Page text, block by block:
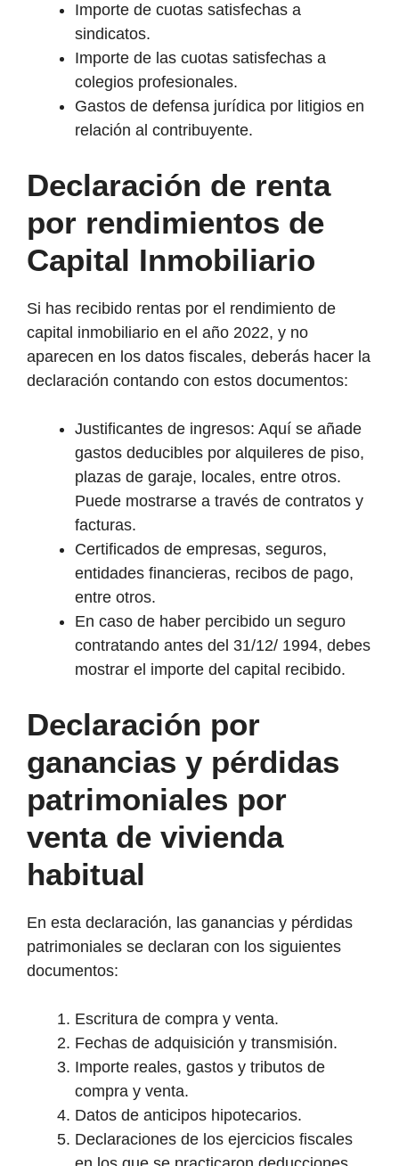
Importe de cuotas satisfechas a
sindicatos.
Importe de las cuotas satisfechas a
colegios profesionales.
Gastos de defensa jurídica por litigios en
relación al contribuyente.
Declaración de renta
por rendimientos de
Capital Inmobiliario
Si has recibido rentas por el rendimiento de
capital inmobiliario en el año 2022, y no
aparecen en los datos fiscales, deberás hacer la
declaración contando con estos documentos:
Justificantes de ingresos: Aquí se añade
gastos deducibles por alquileres de piso,
plazas de garaje, locales, entre otros.
Puede mostrarse a través de contratos y
facturas.
Certificados de empresas, seguros,
entidades financieras, recibos de pago,
entre otros.
En caso de haber percibido un seguro
contratando antes del 31/12/ 1994, debes
mostrar el importe del capital recibido.
Declaración por
ganancias y pérdidas
patrimoniales por
venta de vivienda
habitual
En esta declaración, las ganancias y pérdidas
patrimoniales se declaran con los siguientes
documentos:
Escritura de compra y venta.
Fechas de adquisición y transmisión.
Importe reales, gastos y tributos de
compra y venta.
Datos de anticipos hipotecarios.
Declaraciones de los ejercicios fiscales